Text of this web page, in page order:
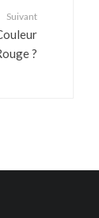
Suivant
?